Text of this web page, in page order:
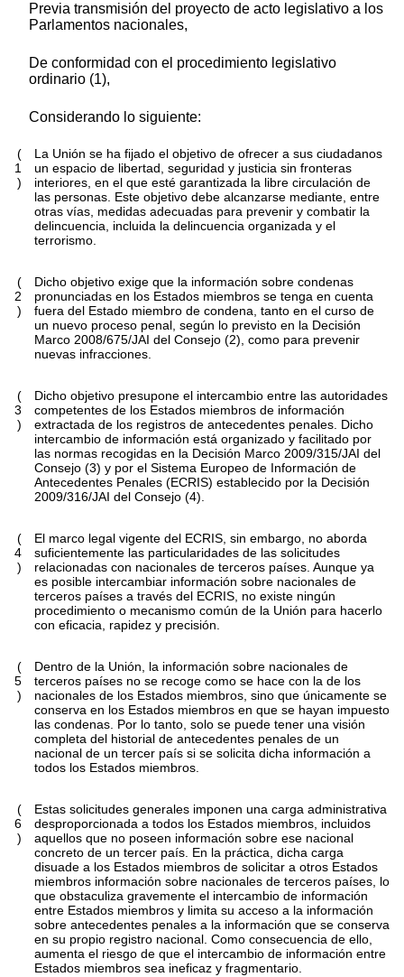
Previa transmisión del proyecto de acto legislativo a los
Parlamentos nacionales,
De conformidad con el procedimiento legislativo
ordinario (1),
Considerando lo siguiente:
(
1
)
La Unión se ha fijado el objetivo de ofrecer a sus ciudadanos
un espacio de libertad, seguridad y justicia sin fronteras
interiores, en el que esté garantizada la libre circulación de
las personas. Este objetivo debe alcanzarse mediante, entre
otras vías, medidas adecuadas para prevenir y combatir la
delincuencia, incluida la delincuencia organizada y el
terrorismo.
(
2
)
Dicho objetivo exige que la información sobre condenas
pronunciadas en los Estados miembros se tenga en cuenta
fuera del Estado miembro de condena, tanto en el curso de
un nuevo proceso penal, según lo previsto en la Decisión
Marco 2008/675/JAI del Consejo (2), como para prevenir
nuevas infracciones.
(
3
)
Dicho objetivo presupone el intercambio entre las autoridades
competentes de los Estados miembros de información
extractada de los registros de antecedentes penales. Dicho
intercambio de información está organizado y facilitado por
las normas recogidas en la Decisión Marco 2009/315/JAI del
Consejo (3) y por el Sistema Europeo de Información de
Antecedentes Penales (ECRIS) establecido por la Decisión
2009/316/JAI del Consejo (4).
(
4
)
El marco legal vigente del ECRIS, sin embargo, no aborda
suficientemente las particularidades de las solicitudes
relacionadas con nacionales de terceros países. Aunque ya
es posible intercambiar información sobre nacionales de
terceros países a través del ECRIS, no existe ningún
procedimiento o mecanismo común de la Unión para hacerlo
con eficacia, rapidez y precisión.
(
5
)
Dentro de la Unión, la información sobre nacionales de
terceros países no se recoge como se hace con la de los
nacionales de los Estados miembros, sino que únicamente se
conserva en los Estados miembros en que se hayan impuesto
las condenas. Por lo tanto, solo se puede tener una visión
completa del historial de antecedentes penales de un
nacional de un tercer país si se solicita dicha información a
todos los Estados miembros.
(
6
)
Estas solicitudes generales imponen una carga administrativa
desproporcionada a todos los Estados miembros, incluidos
aquellos que no poseen información sobre ese nacional
concreto de un tercer país. En la práctica, dicha carga
disuade a los Estados miembros de solicitar a otros Estados
miembros información sobre nacionales de terceros países, lo
que obstaculiza gravemente el intercambio de información
entre Estados miembros y limita su acceso a la información
sobre antecedentes penales a la información que se conserva
en su propio registro nacional. Como consecuencia de ello,
aumenta el riesgo de que el intercambio de información entre
Estados miembros sea ineficaz y fragmentario.